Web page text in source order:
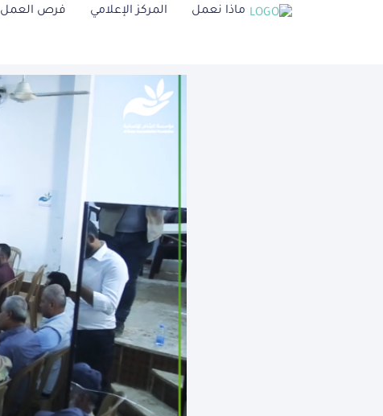
ماذا نعمل المركز الإعلامي فرص العمل